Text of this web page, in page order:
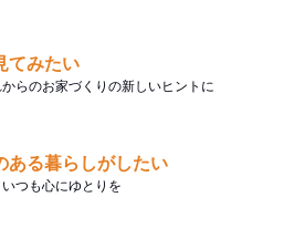
てみたい
らのお家づくりの新しいヒントに
ある暮らしがしたい
つも心にゆとりを